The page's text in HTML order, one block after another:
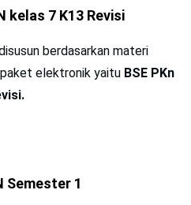
kelas 7 K13 Revisi
berdasarkan materi
elektronik yaitu BSE PKn
Semester 1